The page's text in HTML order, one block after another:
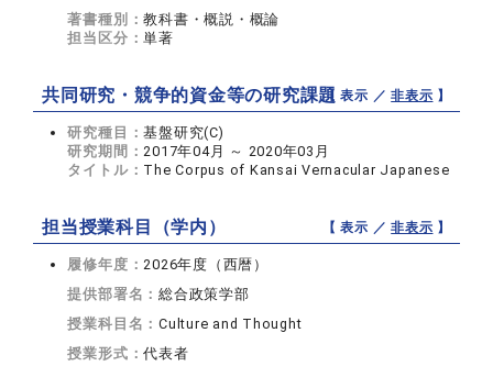
著書種別：教科書・概説・概論
担当区分：単著
共同研究・競争的資金等の研究課題【 表示 ／非表示 】
研究種目：基盤研究(C)
研究期間：2017年04月 ～ 2020年03月
タイトル： The Corpus of Kansai Vernacular Japanese
担当授業科目（学内） 【 表示 ／非表示 】
履修年度：2026年度（西暦）
提供部署名：総合政策学部
授業科目名：Culture and Thought
授業形式：代表者